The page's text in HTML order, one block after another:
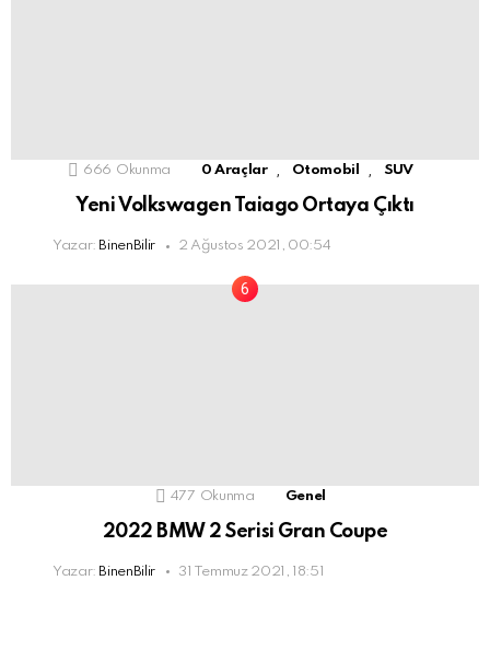
666 Okunma 0 Araçlar Otomobil SUV
Yeni Volkswagen Taiago Ortaya Çıktı
Yazar: BinenBilir 2 Ağustos 2021, 00:54
477 Okunma Genel
2022 BMW 2 Serisi Gran Coupe
Yazar: BinenBilir 31 Temmuz 2021, 18:51